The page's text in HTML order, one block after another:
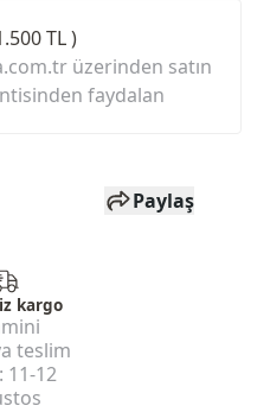
TL )
üzerinden satın
faydalan
Paylaş
kargo
teslim
11-12